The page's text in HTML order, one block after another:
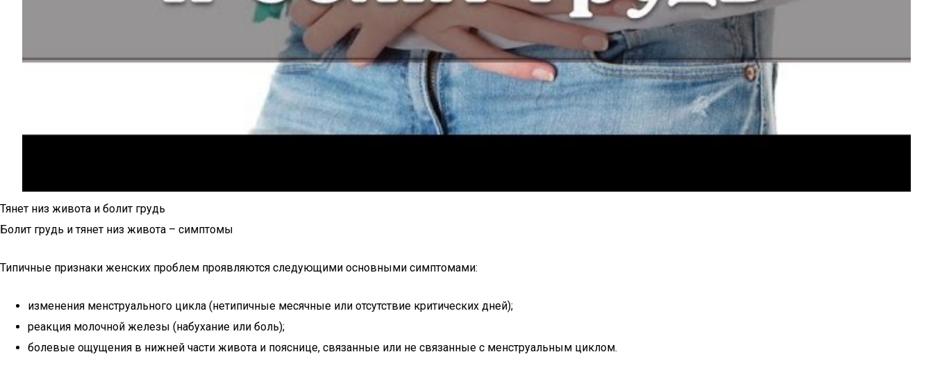
Тянет низ живота и болит грудь
Болит грудь и тянет низ живота – симптомы
Типичные признаки женских проблем проявляются следующими основными симптомами:
изменения менструального цикла (нетипичные месячные или отсутствие критических дней);
реакция молочной железы (набухание или боль);
болевые ощущения в нижней части живота и пояснице, связанные или не связанные с менструальным циклом.